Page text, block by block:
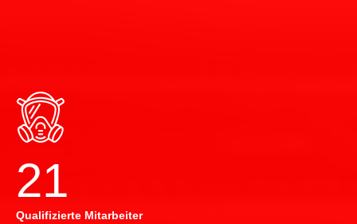
22
Qualifizierte Mitarbeiter